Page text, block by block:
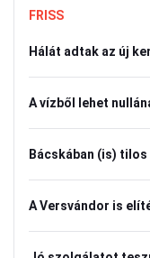
FRISS
Hálát adtak az új
A vízből lehet
Bácskában (is)
A Versvándor is